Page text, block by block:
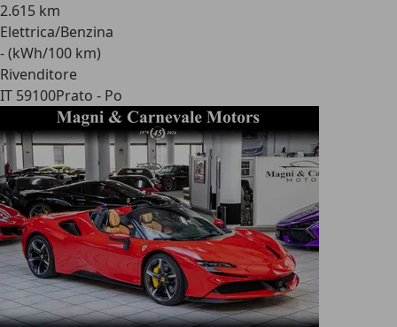
2.615 km
Elettrica/Benzina
- (kWh/100 km)
Rivenditore
IT 59100Prato - Po